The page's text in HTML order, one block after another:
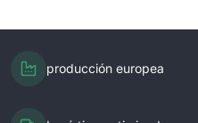
producción europea